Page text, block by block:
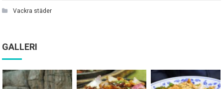
Vackra städer
GALLERI